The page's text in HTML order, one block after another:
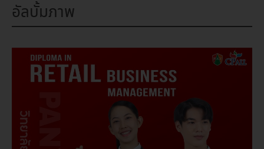
อัลบั้มภาพ